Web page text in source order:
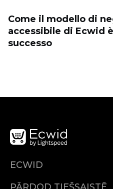
Come il modello di
accessibile di Ecwid
successo
ECWID